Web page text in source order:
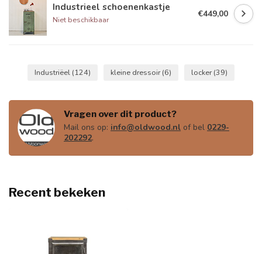
Industrieel schoenenkastje
Niet beschikbaar
€449,00
Industriëel (124) kleine dressoir(6) locker(39)
Vragen over dit product?
Mail ons op: info@oldwood.nl of bel 0229-
202292.
Recent bekeken